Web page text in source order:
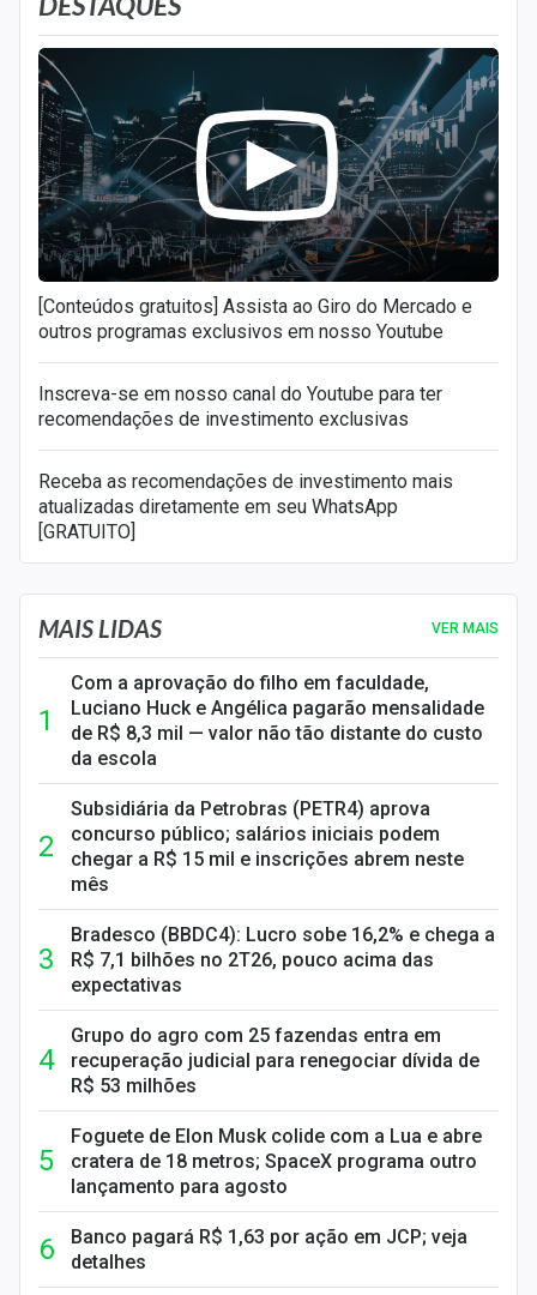
[Conteúdos gratuitos] Assista ao Giro do Mercado e
outros programas exclusivos em nosso Youtube
Inscreva-se em nosso canal do Youtube para ter
recomendações de investimento exclusivas
Receba as recomendações de investimento mais
atualizadas diretamente em seu WhatsApp
[GRATUITO]
MAIS LIDAS VER MAIS
Com a aprovação do filho em faculdade,
Luciano Huck e Angélica pagarão mensalidade
de R$ 8,3 mil — valor não tão distante do custo
da escola
Subsidiária da Petrobras (PETR4) aprova
concurso público; salários iniciais podem
chegar a R$ 15 mil e inscrições abrem neste
mês
Bradesco (BBDC4): Lucro sobe 16,2% e chega a
R$ 7,1 bilhões no 2T26, pouco acima das
expectativas
Grupo do agro com 25 fazendas entra em
recuperação judicial para renegociar dívida de
R$ 53 milhões
Foguete de Elon Musk colide com a Lua e abre
cratera de 18 metros; SpaceX programa outro
lançamento para agosto
Banco pagará R$ 1,63 por ação em JCP; veja
detalhes